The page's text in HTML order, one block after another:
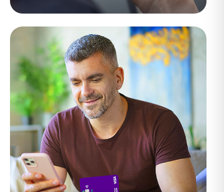
المدفوعات
Payment Link
يمكنك تحصيل المدفوعات من عملائك، حيث يمكنهم الدفع
بالعملات والطرق التي يفضّلونها مع روابط الدفع الذكيّة.
Monitor
خاصيّة ذكية لتتبّع عمليات الدفع والتي تتيح لك
قياس وإدارة أداء المدفوعات في أي وقت.